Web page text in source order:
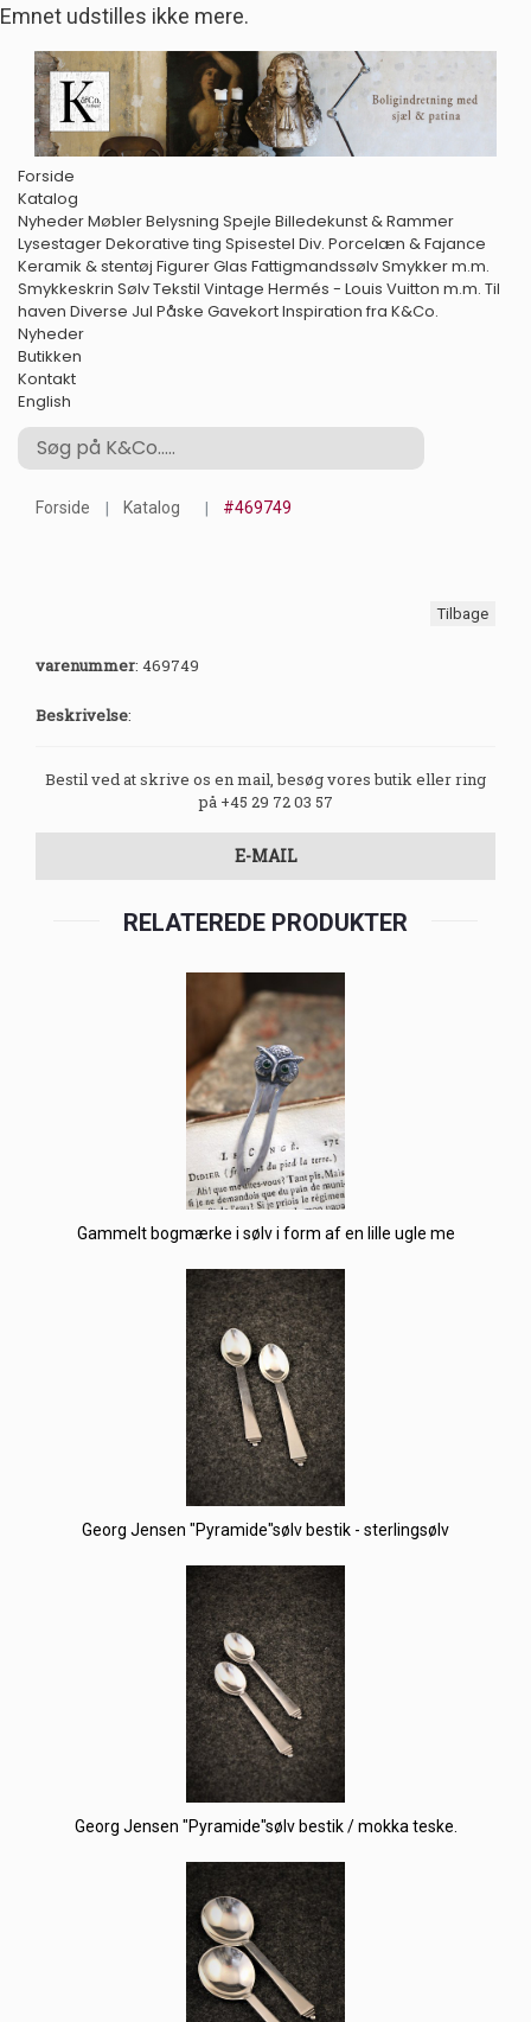
Emnet udstilles ikke mere.
Forside
Katalog
NyhederMøblerBelysning Spejle Billedekunst & Rammer
LysestagerDekorative ting Spisestel Div. Porcelæn & Fajance
Keramik & stentøj FigurerGlas FattigmandssølvSmykker m.m.
Smykkeskrin SølvTekstil Vintage Hermés - Louis Vuitton m.m. Til
haven Diverse Jul Påske GavekortInspiration fra K&Co.
Nyheder
Butikken
Kontakt
English
Forside Katalog #469749
Tilbage
varenummer: 469749
Beskrivelse:
Bestil ved at skrive os en mail, besøg vores butik eller ring
på +45 29 72 03 57
E-MAIL
RELATEREDE PRODUKTER
Gammelt bogmærke i sølv i form af en lille ugle me
Georg Jensen "Pyramide"sølv bestik - sterlingsølv
Georg Jensen "Pyramide"sølv bestik / mokka teske.